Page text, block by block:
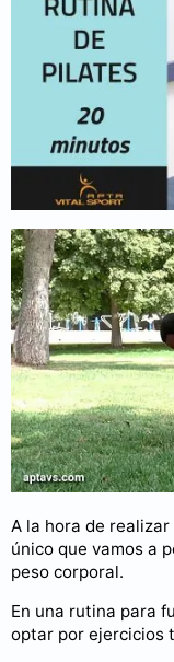
Puedes consultar
Rutinas de
A la hora de
único que vamos a
peso corporal.
En una rutina para
optar por ejercicios